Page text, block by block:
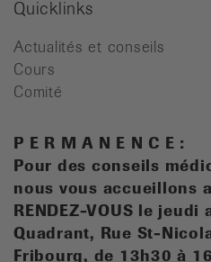
Quicklinks
Actualités et conseils
Cours
Comité
P E R M A N E N C E :
Pour des conseils
nous vous accueillons
RENDEZ-VOUS le
Quadrant, Rue St-
Fribourg, de 13h30 à